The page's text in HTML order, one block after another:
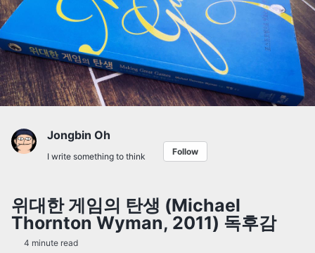
Jongbin Oh
I write something to think Follow
위대한 게임의 탄생 (Michael
Thornton Wyman, 2011) 독후감
4 minute read